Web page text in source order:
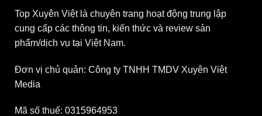
Top Xuyên Việt là chuyên trang hoạt động trung lập
cung cấp các thông tin, kiến thức và review sản
phẩm/dịch vụ tại Việt Nam.
Đơn vị chủ quản: Công ty TNHH TMDV Xuyên Việt
Media
Mã số thuế: 0315964953